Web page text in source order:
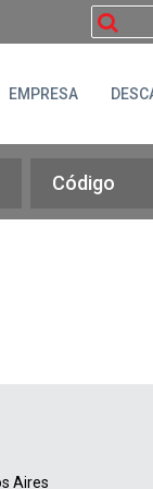
buscar
EMPRESA
Código
Aires